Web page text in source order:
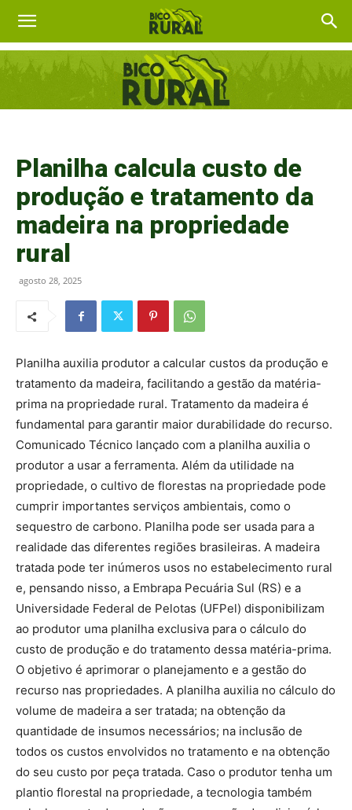
Planilha calcula custo de
produção e tratamento da
madeira na propriedade
rural
agosto 28, 2025
Planilha auxilia produtor a calcular custos da produção e
tratamento da madeira, facilitando a gestão da matéria-
prima na propriedade rural. Tratamento da madeira é
fundamental para garantir maior durabilidade do recurso.
Comunicado Técnico lançado com a planilha auxilia o
produtor a usar a ferramenta. Além da utilidade na
propriedade, o cultivo de florestas na propriedade pode
cumprir importantes serviços ambientais, como o
sequestro de carbono. Planilha pode ser usada para a
realidade das diferentes regiões brasileiras. A madeira
tratada pode ter inúmeros usos no estabelecimento rural
e, pensando nisso, a Embrapa Pecuária Sul (RS) e a
Universidade Federal de Pelotas (UFPel) disponibilizam
ao produtor uma planilha exclusiva para o cálculo do
custo de produção e do tratamento dessa matéria-prima.
O objetivo é aprimorar o planejamento e a gestão do
recurso nas propriedades. A planilha auxilia no cálculo do
volume de madeira a ser tratada; na obtenção da
quantidade de insumos necessários; na inclusão de
todos os custos envolvidos no tratamento e na obtenção
do seu custo por peça tratada. Caso o produtor tenha um
plantio florestal na propriedade, a tecnologia também